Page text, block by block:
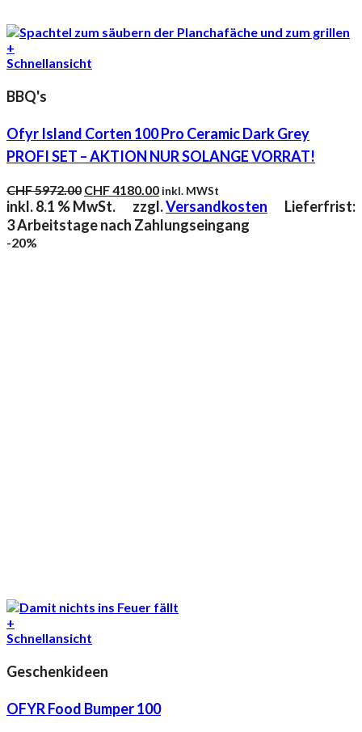
+
Schnellansicht
BBQ's
Ofyr Island Corten 100 Pro Ceramic Dark Grey
PROFI SET – AKTION NUR SOLANGE VORRAT!
CHF5972.00 Ursprünglicher
Preis
war:
CHF 5972.00
CHF4180.00Aktueller
Preis
ist:
CHF 4180.00.
inkl. MWSt
inkl. 8.1 % MwSt. zzgl.Versandkosten
Lieferfrist:
3 Arbeitstage nach Zahlungseingang
-20%
+
Schnellansicht
Geschenkideen
OFYR Food Bumper 100